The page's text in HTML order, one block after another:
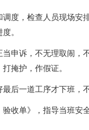
度，检查人员现场安
。
申诉，不无理取闹，
掩护，作假证。
后一道工序才下班，
收单》，指导当班安